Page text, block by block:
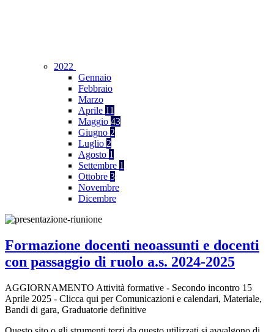
2022
Gennaio
Febbraio
Marzo
Aprile 11
Maggio 43
Giugno 2
Luglio 2
Agosto 1
Settembre 1
Ottobre 3
Novembre
Dicembre
Formazione docenti neoassunti e docenti
con passaggio di ruolo a.s. 2024-2025
AGGIORNAMENTO Attività formative - Secondo incontro 15
Aprile 2025 - Clicca qui per Comunicazioni e calendari, Materiale,
Bandi di gara, Graduatorie definitive